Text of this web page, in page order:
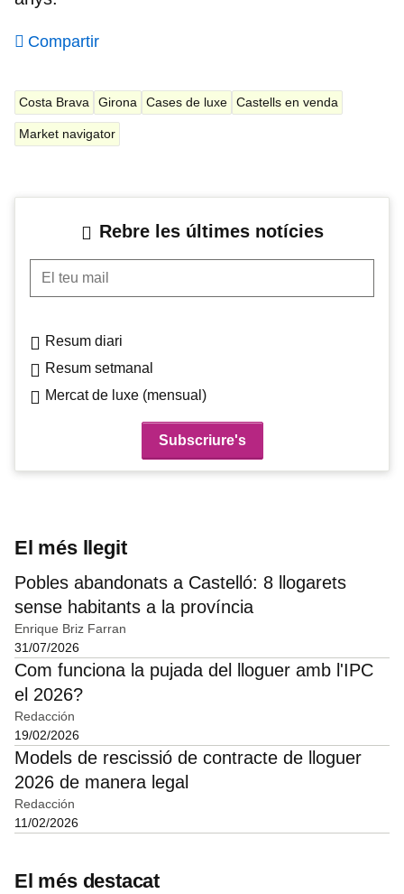
Compartir
Costa Brava Girona Cases de luxe Castells en venda
Market navigator
Rebre les últimes notícies
El teu mail
Resum diari
Resum setmanal
Mercat de luxe (mensual)
El més llegit
Pobles abandonats a Castelló: 8 llogarets
sense habitants a la província
Enrique Briz Farran
31/07/2026
Com funciona la pujada del lloguer amb l'IPC
el 2026?
Redacción
19/02/2026
Models de rescissió de contracte de lloguer
2026 de manera legal
Redacción
11/02/2026
El més destacat